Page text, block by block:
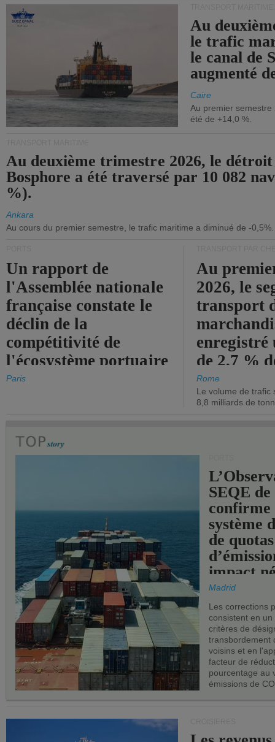
Au
le trafic
le canal de
augmenté
Caire
Au premier
été de +14,0 %.
Au deuxième trimestre 2026, le
Bosphore a été traversé par 10 082
%).
Ankara
Au cours du premier semestre, le trafic maritime a diminué de -0,5%.
Un rapport de
l'Assemblée nationale
française constate le
déclin de la
compétitivité de
l'écosystème portuaire
de l'État.
Paris
Au
2026, le
transport
enregistré
de 2,7 %
chiffre
Rome
Le volume de trafic
8,8 milliards de
SEQE de
confirme
système
de quotas
impact
les ports
Madrid
Les corrections
consistent en
critères de
transbordement
voisins et en
facteur de
pourcentage au
émissions de